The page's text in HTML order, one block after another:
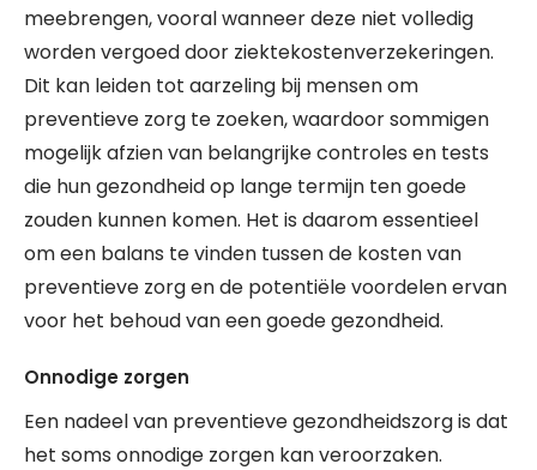
meebrengen, vooral wanneer deze niet volledig
worden vergoed door ziektekostenverzekeringen.
Dit kan leiden tot aarzeling bij mensen om
preventieve zorg te zoeken, waardoor sommigen
mogelijk afzien van belangrijke controles en tests
die hun gezondheid op lange termijn ten goede
zouden kunnen komen. Het is daarom essentieel
om een balans te vinden tussen de kosten van
preventieve zorg en de potentiële voordelen ervan
voor het behoud van een goede gezondheid.
Onnodige zorgen
Een nadeel van preventieve gezondheidszorg is dat
het soms onnodige zorgen kan veroorzaken.